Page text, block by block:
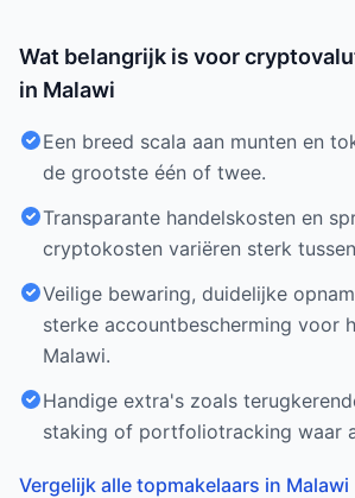
Wat belangrijk is voor
in Malawi
Een breed scala aan munten en
de grootste één of twee.
Transparante handelskosten en
cryptokosten variëren sterk
Veilige bewaring, duidelijke
sterke accountbescherming voor
Malawi.
Handige extra's zoals
staking of portfoliotracking waar
Vergelijk alle topmakelaars in Malawi